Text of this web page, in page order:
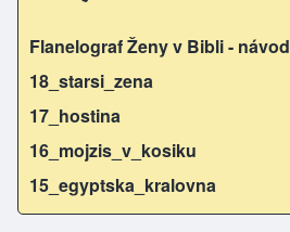
o
k
g
er
Flanelograf Ženy v Bibli - návod
18_starsi_zena
17_hostina
16_mojzis_v_kosiku
15_egyptska_kralovna